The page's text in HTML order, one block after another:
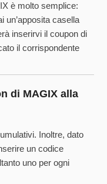
è molto semplice:
un’apposita casella
inserirvi il coupon di
il corrispondente
di MAGIX alla
Inoltre, dato
un codice
uno per ogni